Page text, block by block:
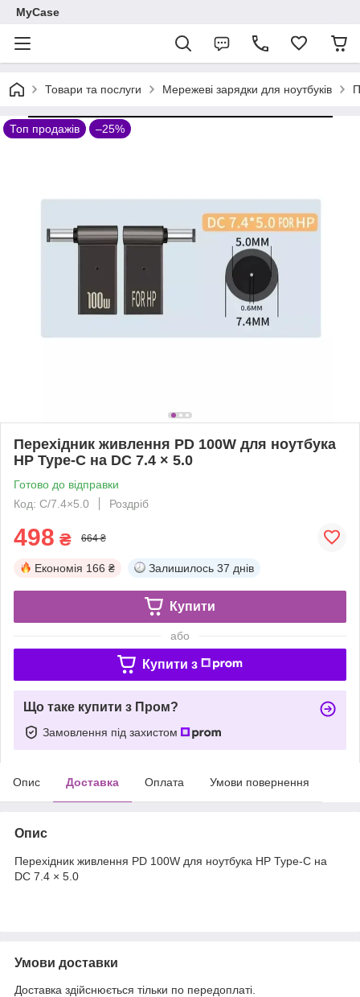
MyCase
Товари та послуги Мережеві зарядки для ноутбуків
Топ продажів –25%
Перехідник живлення PD 100W для ноутбука
HP Type-C на DC 7.4 × 5.0
Готово до відправки
Код: C/7.4×5.0
Роздріб
498 ₴ 664 ₴
Економія 166 ₴ Залишилось 37 днів
Купити
або
Купити з
Що таке купити з Пром?
Замовлення під захистом
Опис Доставка Оплата Умови повернення
Опис
Перехідник живлення PD 100W для ноутбука HP Type-C на
DC 7.4 × 5.0
Умови доставки
Доставка здійснюється тільки по передоплаті.